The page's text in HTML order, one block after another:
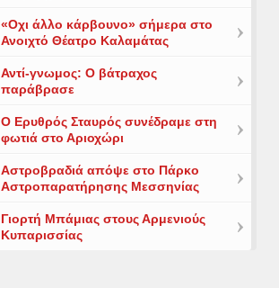
«Οχι άλλο κάρβουνο» σήμερα στο
Ανοιχτό Θέατρο Καλαμάτας
Αντί-γνωμος: Ο βάτραχος
παράβρασε
Ο Ερυθρός Σταυρός συνέδραμε στη
φωτιά στο Αριοχώρι
Αστροβραδιά απόψε στο Πάρκο
Αστροπαρατήρησης Μεσσηνίας
Γιορτή Μπάμιας στους Αρμενιούς
Κυπαρισσίας